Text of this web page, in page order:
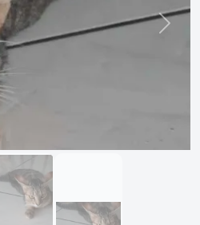
Next